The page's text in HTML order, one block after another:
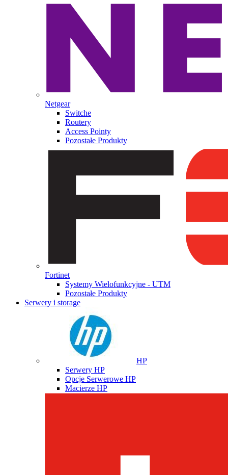
Netgear
Switche
Routery
Access Pointy
Pozostałe Produkty
Fortinet
Systemy Wielofunkcyjne - UTM
Pozostałe Produkty
Serwery i storage
HP
Serwery HP
Opcje Serwerowe HP
Macierze HP